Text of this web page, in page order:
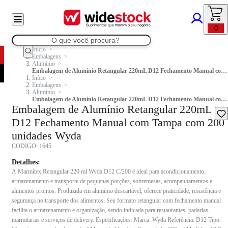
0
Início
Embalagens
Alumínio
Embalagem de Alumínio Retangular 220mL D12 Fechamento Manual com Tampa com 200 unidades Wyda
Início
Embalagens
Alumínio
Embalagem de Alumínio Retangular 220mL D12 Fechamento Manual com Tampa com 200 unidades Wyda
Embalagem de Alumínio Retangular 220mL
D12 Fechamento Manual com Tampa com 200
unidades Wyda
CODIGO: 1645
Detalhes:
A Marmitex Retangular 220 ml Wyda D12 C/200 é ideal para acondicionamento,
armazenamento e transporte de pequenas porções, sobremesas, acompanhamentos e
alimentos prontos. Produzida em alumínio descartável, oferece praticidade, resistência e
segurança no transporte dos alimentos. Seu formato retangular com fechamento manual
facilita o armazenamento e organização, sendo indicada para restaurantes, padarias,
marmitarias e serviços de delivery. Especificações: Marca: Wyda Referência: D12 Tipo: